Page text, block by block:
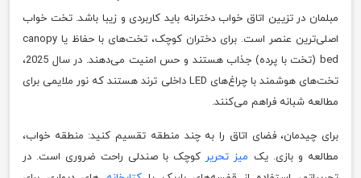
مبلمان در تزیین اتاق خواب دخترانه باید کاربردی و زیبا باشد. تخت خواب
اصلی‌ترین عنصر است. برای دختران کوچک، تخت‌های با حفاظ یا canopy
bed (تخت با پرده) جذاب هستند و حس امنیت می‌دهند. در سال 2025،
تخت‌های هوشمند با چراغ‌های LED داخلی ترند هستند که نور ملایمی برای
مطالعه شبانه فراهم می‌کنند.
برای چیدمان، فضای اتاق را به چند منطقه تقسیم کنید: منطقه خواب،
مطالعه و بازی. یک میز تحریر کوچک با صندلی راحت ضروری است. در